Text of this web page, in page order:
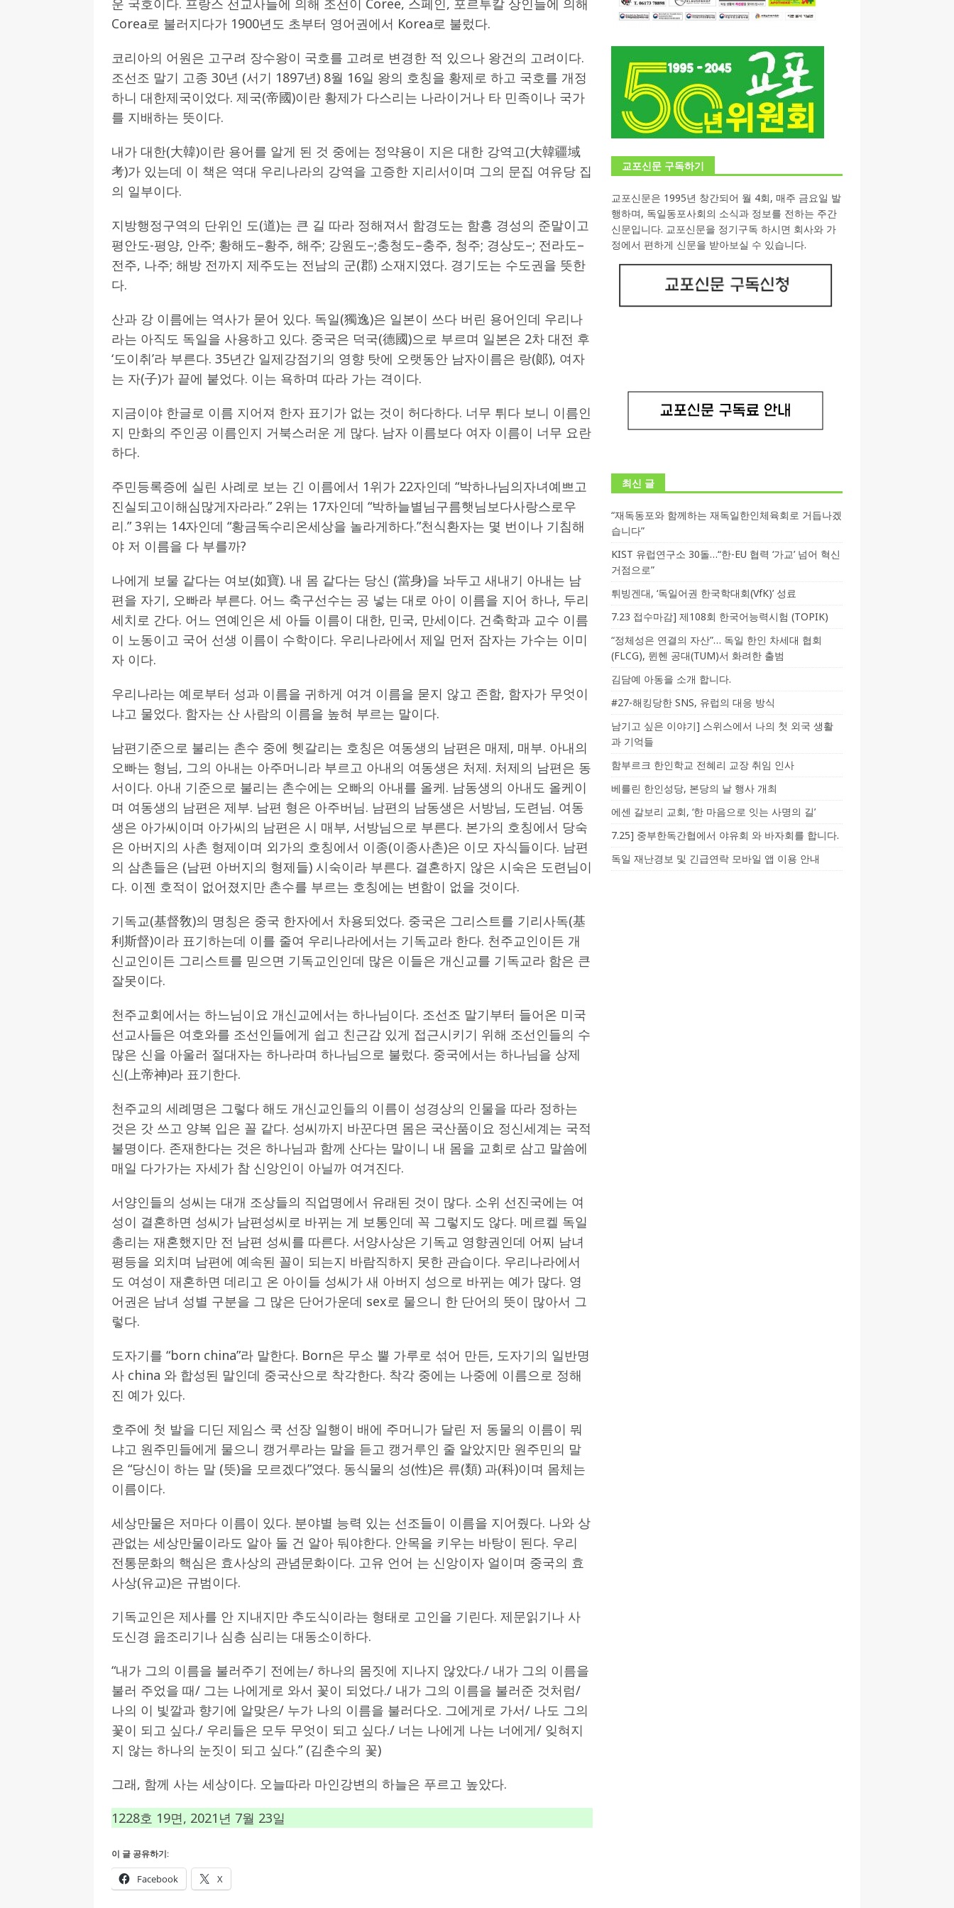
[ 2026-07-27 ] 튀빙겐대, ‘독일어권 한국학대회(VfK)’ 성료
한인소식
[ 2026-07-20 ]
“정체성은 연결의 자산”… 독일 한인 차세대 협회(FLCG), 뮌헨 공대(TUM)서 화려한 출범
한
인소식
[ 2026-07-20 ]
운 국호이다. 프랑스 선교사들에 의해 조선이 Coree, 스페인, 포르투칼 상인들에 의해
Corea로 불러지다가 1900년도 초부터 영어권에서 Korea로 불렀다.
코리아의 어원은 고구려 장수왕이 국호를 고려로 변경한 적 있으나 왕건의 고려이다.
조선조 말기 고종 30년 (서기 1897년) 8월 16일 왕의 호칭을 황제로 하고 국호를 개정
하니 대한제국이었다. 제국(帝國)이란 황제가 다스리는 나라이거나 타 민족이나 국가
를 지배하는 뜻이다.
내가 대한(大韓)이란 용어를 알게 된 것 중에는 정약용이 지은 대한 강역고(大韓疆域
考)가 있는데 이 책은 역대 우리나라의 강역을 고증한 지리서이며 그의 문집 여유당 집
의 일부이다.
지방행정구역의 단위인 도(道)는 큰 길 따라 정해져서 함경도는 함흥 경성의 준말이고
평안도-평양, 안주; 황해도–황주, 해주; 강원도–;충청도–충주, 청주; 경상도–; 전라도–
전주, 나주; 해방 전까지 제주도는 전남의 군(郡) 소재지였다. 경기도는 수도권을 뜻한
다.
산과 강 이름에는 역사가 묻어 있다. 독일(獨逸)은 일본이 쓰다 버린 용어인데 우리나
라는 아직도 독일을 사용하고 있다. 중국은 덕국(德國)으로 부르며 일본은 2차 대전 후
‘도이취’라 부른다. 35년간 일제강점기의 영향 탓에 오랫동안 남자이름은 랑(郞), 여자
는 자(子)가 끝에 붙었다. 이는 욕하며 따라 가는 격이다.
지금이야 한글로 이름 지어져 한자 표기가 없는 것이 허다하다. 너무 튀다 보니 이름인
지 만화의 주인공 이름인지 거북스러운 게 많다. 남자 이름보다 여자 이름이 너무 요란
하다.
주민등록증에 실린 사례로 보는 긴 이름에서 1위가 22자인데 “박하나님의자녀예쁘고
진실되고이해심많게자라라.” 2위는 17자인데 “박하늘별님구름햇님보다사랑스로우
리.” 3위는 14자인데 “황금독수리온세상을 놀라게하다.”천식환자는 몇 번이나 기침해
야 저 이름을 다 부를까?
나에게 보물 같다는 여보(如寶). 내 몸 같다는 당신 (當身)을 놔두고 새내기 아내는 남
편을 자기, 오빠라 부른다. 어느 축구선수는 공 넣는 대로 아이 이름을 지어 하나, 두리
세치로 간다. 어느 연예인은 세 아들 이름이 대한, 민국, 만세이다. 건축학과 교수 이름
이 노동이고 국어 선생 이름이 수학이다. 우리나라에서 제일 먼저 잠자는 가수는 이미
자 이다.
우리나라는 예로부터 성과 이름을 귀하게 여겨 이름을 묻지 않고 존함, 함자가 무엇이
냐고 물었다. 함자는 산 사람의 이름을 높혀 부르는 말이다.
남편기준으로 불리는 촌수 중에 헷갈리는 호칭은 여동생의 남편은 매제, 매부. 아내의
오빠는 형님, 그의 아내는 아주머니라 부르고 아내의 여동생은 처제. 처제의 남편은 동
서이다. 아내 기준으로 불리는 촌수에는 오빠의 아내를 올케. 남동생의 아내도 올케이
며 여동생의 남편은 제부. 남편 형은 아주버님. 남편의 남동생은 서방님, 도련님. 여동
생은 아가씨이며 아가씨의 남편은 시 매부, 서방님으로 부른다. 본가의 호칭에서 당숙
은 아버지의 사촌 형제이며 외가의 호칭에서 이종(이종사촌)은 이모 자식들이다. 남편
의 삼촌들은 (남편 아버지의 형제들) 시숙이라 부른다. 결혼하지 않은 시숙은 도련님이
다. 이젠 호적이 없어졌지만 촌수를 부르는 호칭에는 변함이 없을 것이다.
기독교(基督敎)의 명칭은 중국 한자에서 차용되었다. 중국은 그리스트를 기리사독(基
利斯督)이라 표기하는데 이를 줄여 우리나라에서는 기독교라 한다. 천주교인이든 개
신교인이든 그리스트를 믿으면 기독교인인데 많은 이들은 개신교를 기독교라 함은 큰
잘못이다.
천주교회에서는 하느님이요 개신교에서는 하나님이다. 조선조 말기부터 들어온 미국
선교사들은 여호와를 조선인들에게 쉽고 친근감 있게 접근시키기 위해 조선인들의 수
많은 신을 아울러 절대자는 하나라며 하나님으로 불렀다. 중국에서는 하나님을 상제
신(上帝神)라 표기한다.
천주교의 세례명은 그렇다 해도 개신교인들의 이름이 성경상의 인물을 따라 정하는
것은 갓 쓰고 양복 입은 꼴 같다. 성씨까지 바꾼다면 몸은 국산품이요 정신세계는 국적
불명이다. 존재한다는 것은 하나님과 함께 산다는 말이니 내 몸을 교회로 삼고 말씀에
매일 다가가는 자세가 참 신앙인이 아닐까 여겨진다.
서양인들의 성씨는 대개 조상들의 직업명에서 유래된 것이 많다. 소위 선진국에는 여
성이 결혼하면 성씨가 남편성씨로 바뀌는 게 보통인데 꼭 그렇지도 않다. 메르켈 독일
총리는 재혼했지만 전 남편 성씨를 따른다. 서양사상은 기독교 영향권인데 어찌 남녀
평등을 외치며 남편에 예속된 꼴이 되는지 바람직하지 못한 관습이다. 우리나라에서
도 여성이 재혼하면 데리고 온 아이들 성씨가 새 아버지 성으로 바뀌는 예가 많다. 영
어권은 남녀 성별 구분을 그 많은 단어가운데 sex로 물으니 한 단어의 뜻이 많아서 그
렇다.
도자기를 “born china”라 말한다. Born은 무소 뿔 가루로 섞어 만든, 도자기의 일반명
사 china 와 합성된 말인데 중국산으로 착각한다. 착각 중에는 나중에 이름으로 정해
진 예가 있다.
호주에 첫 발을 디딘 제임스 쿡 선장 일행이 배에 주머니가 달린 저 동물의 이름이 뭐
냐고 원주민들에게 물으니 캥거루라는 말을 듣고 캥거루인 줄 알았지만 원주민의 말
은 “당신이 하는 말 (뜻)을 모르겠다”였다. 동식물의 성(性)은 류(類) 과(科)이며 몸체는
이름이다.
세상만물은 저마다 이름이 있다. 분야별 능력 있는 선조들이 이름을 지어줬다. 나와 상
관없는 세상만물이라도 알아 둘 건 알아 둬야한다. 안목을 키우는 바탕이 된다. 우리
전통문화의 핵심은 효사상의 관념문화이다. 고유 언어 는 신앙이자 얼이며 중국의 효
사상(유교)은 규범이다.
기독교인은 제사를 안 지내지만 추도식이라는 형태로 고인을 기린다. 제문읽기나 사
도신경 읊조리기나 심층 심리는 대동소이하다.
“내가 그의 이름을 불러주기 전에는/ 하나의 몸짓에 지나지 않았다./ 내가 그의 이름을
불러 주었을 때/ 그는 나에게로 와서 꽃이 되었다./ 내가 그의 이름을 불러준 것처럼/
나의 이 빛깔과 향기에 알맞은/ 누가 나의 이름을 불러다오. 그에게로 가서/ 나도 그의
꽃이 되고 싶다./ 우리들은 모두 무엇이 되고 싶다./ 너는 나에게 나는 너에게/ 잊혀지
지 않는 하나의 눈짓이 되고 싶다.” (김춘수의 꽃)
그래, 함께 사는 세상이다. 오늘따라 마인강변의 하늘은 푸르고 높았다.
1228호 19면, 2021년 7월 23일
이 글 공유하기:
Facebook X
교포신문 구독하기
교포신문은 1995년 창간되어 월 4회, 매주 금요일 발
행하며, 독일동포사회의 소식과 정보를 전하는 주간
신문입니다. 교포신문을 정기구독 하시면 회사와 가
정에서 편하게 신문을 받아보실 수 있습니다.
최신 글
“재독동포와 함께하는 재독일한인체육회로 거듭나겠
습니다”
KIST 유럽연구소 30돌…“한-EU 협력 ‘가교’ 넘어 혁신
거점으로”
튀빙겐대, ‘독일어권 한국학대회(VfK)’ 성료
7.23 접수마감] 제108회 한국어능력시험 (TOPIK)
“정체성은 연결의 자산”… 독일 한인 차세대 협회
(FLCG), 뮌헨 공대(TUM)서 화려한 출범
김담예 아동을 소개 합니다.
#27-해킹당한 SNS, 유럽의 대응 방식
남기고 싶은 이야기] 스위스에서 나의 첫 외국 생활
과 기억들
함부르크 한인학교 전혜리 교장 취임 인사
베를린 한인성당, 본당의 날 행사 개최
에센 갈보리 교회, ‘한 마음으로 잇는 사명의 길’
7.25] 중부한독간협에서 야유회 와 바자회를 합니다.
독일 재난경보 및 긴급연락 모바일 앱 이용 안내